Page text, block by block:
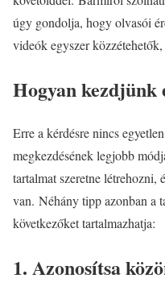
úgy gondolja, hogy olvasói
videók egyszer
Hogyan
Erre a kérdésre nincs
megkezdésének legjobb
tartalmat szeretne létrehozni,
van. Néhány tipp azonban a
következőket tartalmazhatja:
1. Azonosítsa